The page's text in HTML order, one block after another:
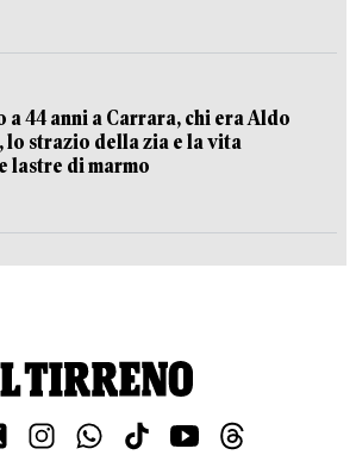
44 anni a Carrara, chi era Aldo
strazio della zia e la vita
lastre di marmo